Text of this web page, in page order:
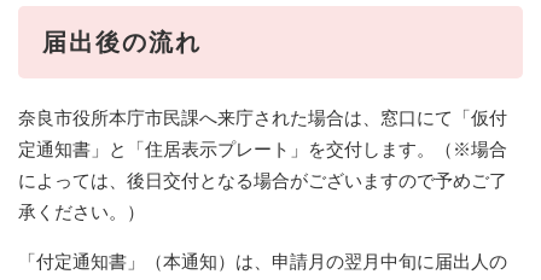
届出後の流れ
奈良市役所本庁市民課へ来庁された場合は、窓口にて「仮付
定通知書」と「住居表示プレート」を交付します。（※場合
によっては、後日交付となる場合がございますので予めご了
承ください。）
「付定通知書」（本通知）は、申請月の翌月中旬に届出人の